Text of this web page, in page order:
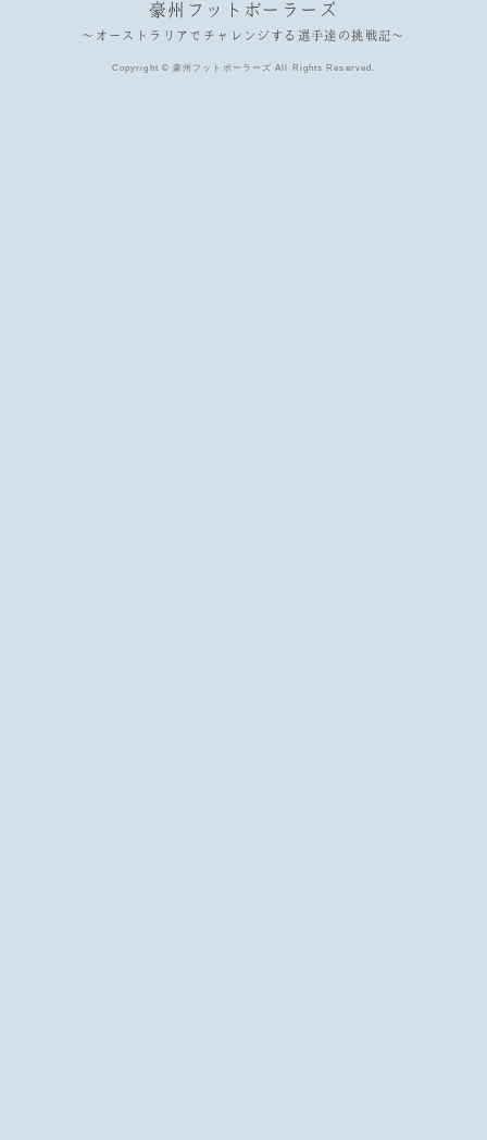
豪州フットボーラーズ
〜オーストラリアでチャレンジする選手達の挑戦記〜
Copyright © 豪州フットボーラーズ All Rights Reserved.